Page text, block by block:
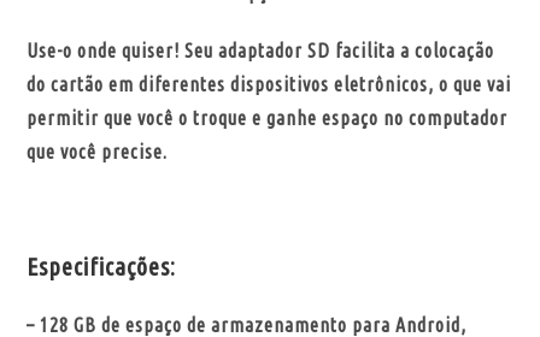
Use-o onde quiser! Seu adaptador SD facilita a colocação
do cartão em diferentes dispositivos eletrônicos, o que vai
permitir que você o troque e ganhe espaço no computador
que você precise.
Especificações:
– 128 GB de espaço de armazenamento para Android,